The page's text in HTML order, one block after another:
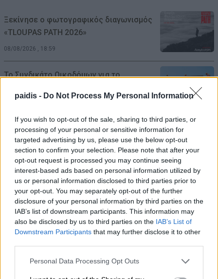
paidis - Do Not Process My Personal Information
If you wish to opt-out of the sale, sharing to third parties, or
processing of your personal or sensitive information for
targeted advertising by us, please use the below opt-out
section to confirm your selection. Please note that after your
opt-out request is processed you may continue seeing
interest-based ads based on personal information utilized by
us or personal information disclosed to third parties prior to
your opt-out. You may separately opt-out of the further
disclosure of your personal information by third parties on the
IAB’s list of downstream participants. This information may
also be disclosed by us to third parties on the IAB’s List of
Downstream Participants that may further disclose it to other
Personal Data Processing Opt Outs
Ξεκίνησε ο φωτογραφικός διαγωνισμός
«TLOUPAS PATH 2026»
08/08/2026 , 18:59
Το Συνδικάτο Οικοδόμων για το
Τι σχέση έχουν μια αγελάδα, μια ζέβρα και
μια μύγα; Το παράξενο πείραμα που
έδωσε την απάντηση
08/08/2026 , 15:47
Η Ελλάδα χάνει το τρένο των startups:
Εκτός top 50 την ώρα που Κύπρος,
Τουρκία, Ρουμανία, Βουλγαρία, Βόρεια
Μακεδονία και Αλβανία επιταχύνουν